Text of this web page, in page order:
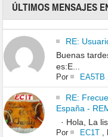
ÚLTIMOS MENSAJES
RE:
Buenas
es:E...
Por EA5TB
RE:
España -
· Hola, La
Por EC1T,